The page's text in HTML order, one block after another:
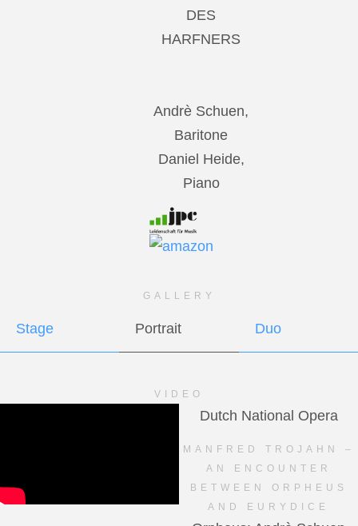
DES
HARFNERS
Andrè Schuen,
Baritone
Daniel Heide,
Piano
GALLERY
Stage Portrait Duo
VIDEO
Dutch National Opera
MANFRED TROJAHN –
AN ENCOUNTER
BETWEEN ORPHEUS
AND EURYDICE